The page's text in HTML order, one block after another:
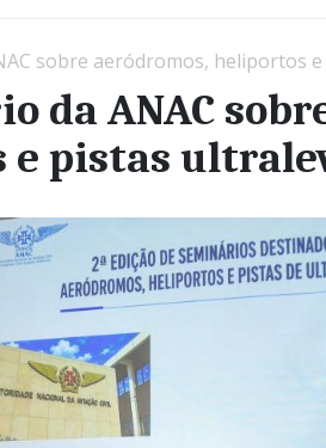
sobre aeródromos, heliportos
da ANAC
e pistas